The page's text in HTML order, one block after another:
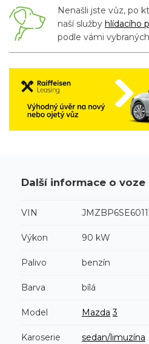
Nenašli jste vůz, po
naší služby hlídacího
podle vámi
Další informace o voze
VIN
Výkon 90 kW
Palivo benzín
Barva bílá
Model Mazda 3
Karoserie sedan/limuzína